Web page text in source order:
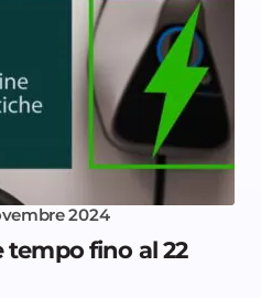
2024
tempo fino al 22